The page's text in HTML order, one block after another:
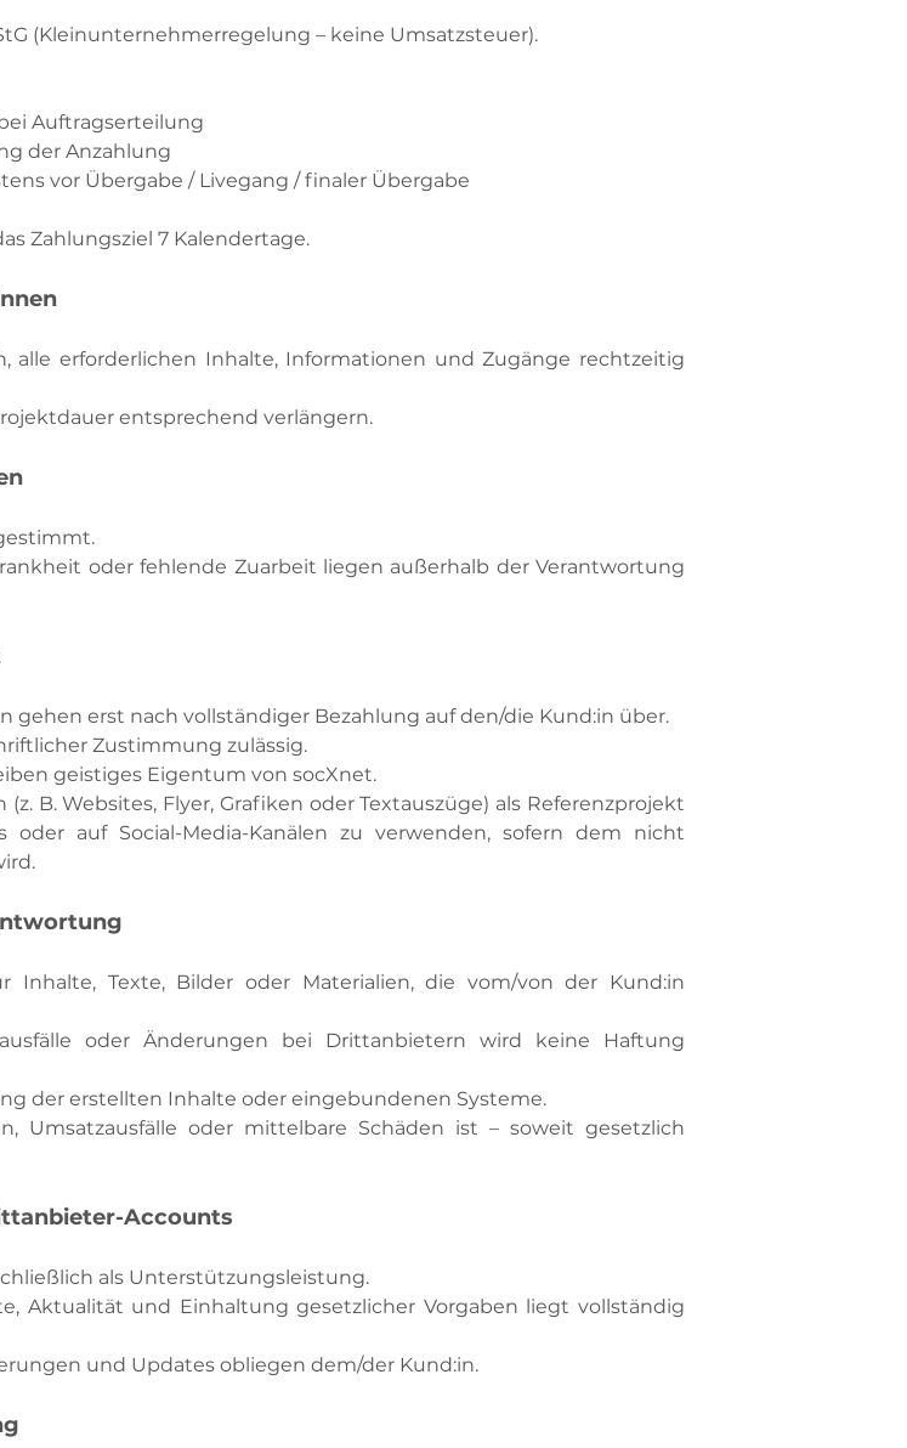
(Kleinunternehmerregelung – keine Umsatzsteuer).
Auftragserteilung
der Anzahlung
vor Übergabe / Livegang / finaler Übergabe
Zahlungsziel 7 Kalendertage.
alle erforderlichen Inhalte, Informationen und Zugänge rechtzeitig
entsprechend verlängern.
oder fehlende Zuarbeit liegen außerhalb der Verantwortung
erst nach vollständiger Bezahlung auf den/die Kund:in über.
Zustimmung zulässig.
geistiges Eigentum von socXnet.
B. Websites, Flyer, Grafiken oder Textauszüge) als Referenzprojekt
auf Social-Media-Kanälen zu verwenden, sofern dem nicht
Texte, Bilder oder Materialien, die vom/von der Kund:in
oder Änderungen bei Drittanbietern wird keine Haftung
der erstellten Inhalte oder eingebundenen Systeme.
Umsatzausfälle oder mittelbare Schäden ist – soweit gesetzlich
Accounts
als Unterstützungsleistung.
Aktualität und Einhaltung gesetzlicher Vorgaben liegt vollständig
und Updates obliegen dem/der Kund:in.